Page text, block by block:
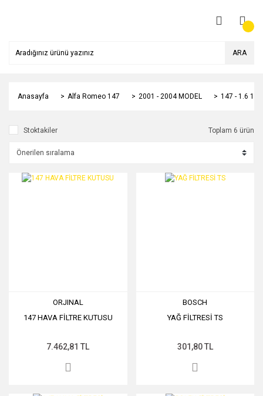
ARA
Anasayfa Alfa Romeo 147 2001 - 2004 MODEL 147 - 1.6
Stoktakiler Toplam 6 ürün
ORJINAL
147 HAVA FİLTRE KUTUSU
7.462,81 TL
BOSCH
YAĞ FİLTRESİ TS
301,80 TL